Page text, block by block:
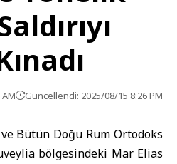
Güncellendi: 2025/08/15 8:26 PM
Bütün Doğu Rum Ortodoks
bölgesindeki Mar Elias